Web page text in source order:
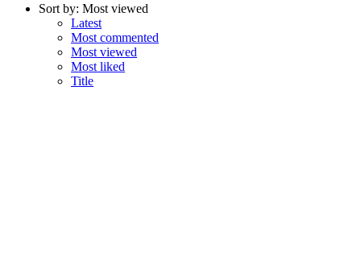
Sort by: Most viewed
Latest
Most commented
Most viewed
Most liked
Title